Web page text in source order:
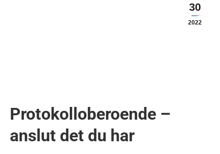
30
2022
Protokolloberoende –
anslut det du har